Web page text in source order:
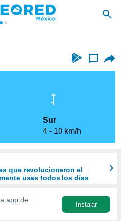
...
Sur
4
10 km/h
que revolucionaron el
usas todos los días
la app de
Instalar